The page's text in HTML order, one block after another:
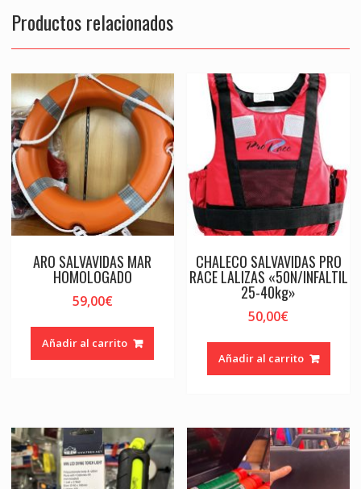
Productos relacionados
ARO SALVAVIDAS MAR
HOMOLOGADO
59,00€
Añadir al carrito
CHALECO SALVAVIDAS PRO
RACE LALIZAS «50N/INFALTIL
25-40kg»
50,00€
Añadir al carrito